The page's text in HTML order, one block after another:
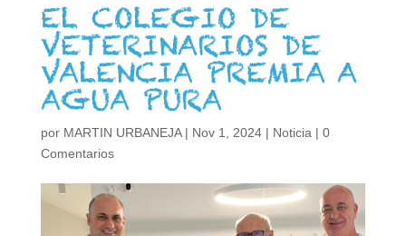
EL COLEGIO DE
VETERINARIOS DE
VALENCIA PREMIA A
AGUA PURA
por MARTIN URBANEJA| Nov 1, 2024| Noticia | 0
Comentarios